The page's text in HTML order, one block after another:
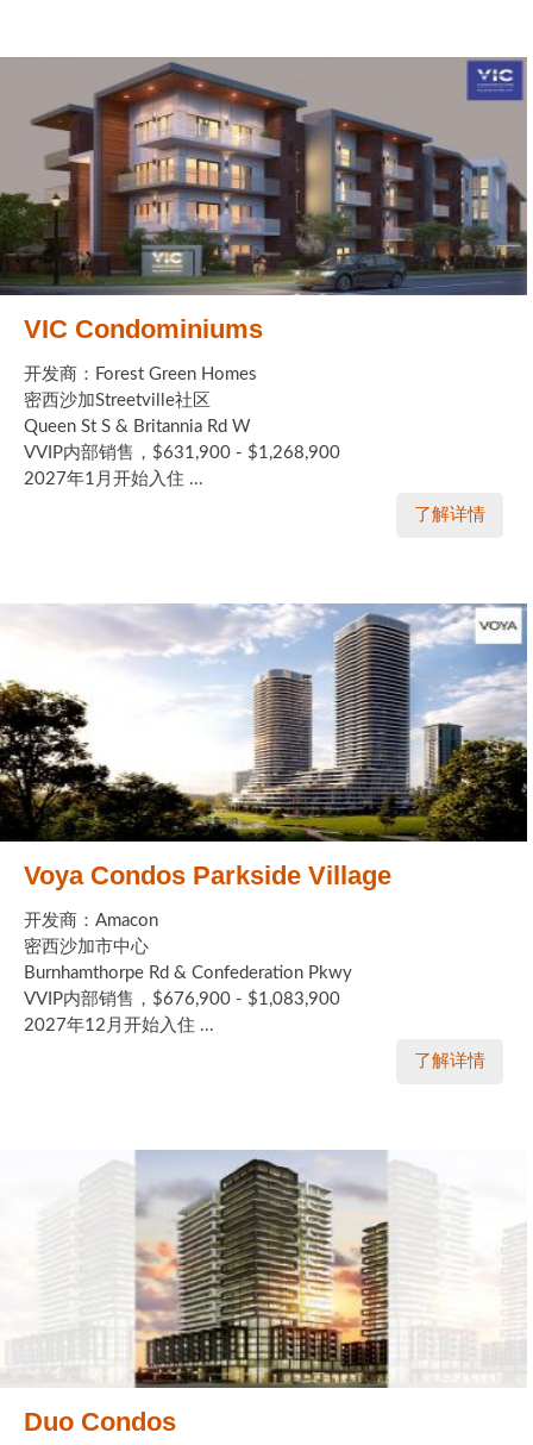
VIC Condominiums
开发商：Forest Green Homes
密西沙加Streetville社区
Queen St S & Britannia Rd W
VVIP内部销售，$631,900 - $1,268,900
2027年1月开始入住 ...
了解详情
Voya Condos Parkside Village
开发商：Amacon
密西沙加市中心
Burnhamthorpe Rd & Confederation Pkwy
VVIP内部销售，$676,900 - $1,083,900
2027年12月开始入住 ...
了解详情
Duo Condos